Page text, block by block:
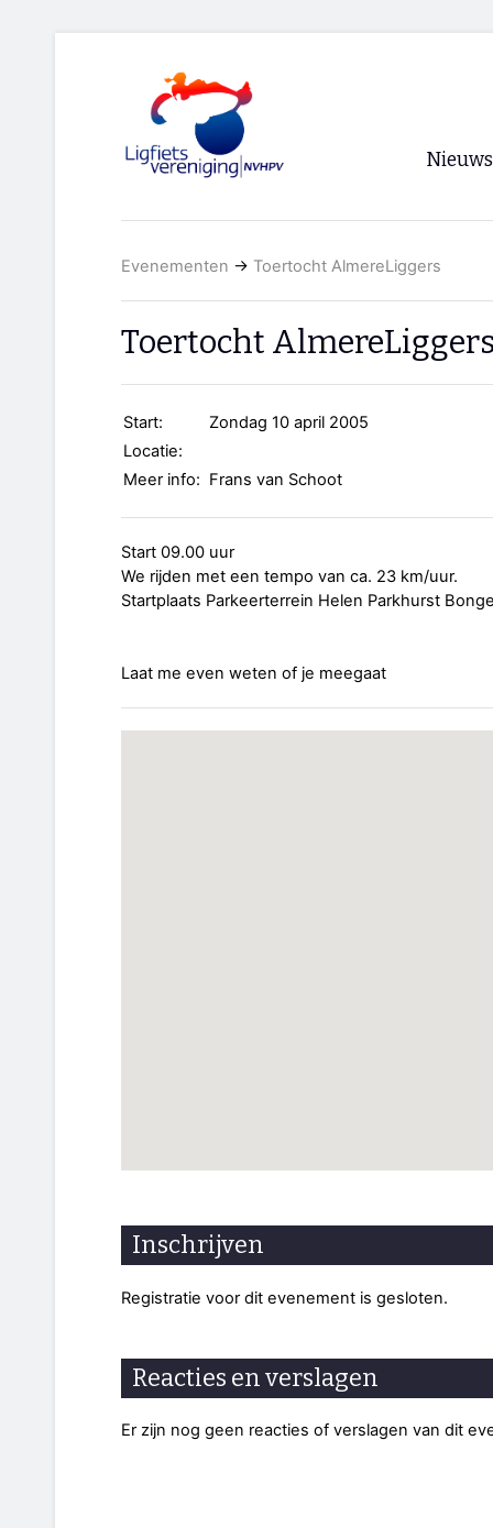
Nieuws
Evenementen → Toertocht AlmereLiggers
Toertocht
Start:
Zondag 10 april 2005
Locatie:
Meer info: Frans van Schoot
Start 09.00 uur
We rijden met een tempo van ca. 23 km/uur.
Startplaats Parkeerterrein Helen Parkhurst
Laat me even weten of je meegaat
Inschrijven
Registratie voor dit evenement is gesloten.
Reacties en verslagen
Er zijn nog geen reacties of verslagen van dit